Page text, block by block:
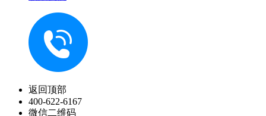
返回顶部
400-622-6167
微信二维码